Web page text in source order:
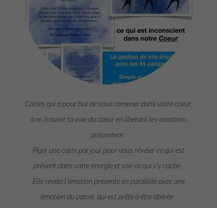
Cartes qui a pour but de vous ramener dans votre coeur,
à re-trouver la voie du coeur en libérant les émotions
présentent .
Piger une carte par jour pour vous révéler ce qui est
présent dans votre énergie et voir ce qui s'y cache .
Elle révèle l'émotion présente en parallèle avec une
émotion du passé, qui est prête à être libérée .